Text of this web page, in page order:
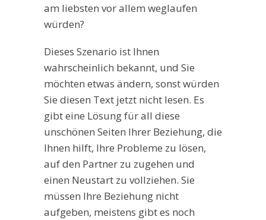
am liebsten vor allem weglaufen
würden?
Dieses Szenario ist Ihnen
wahrscheinlich bekannt, und Sie
möchten etwas ändern, sonst würden
Sie diesen Text jetzt nicht lesen. Es
gibt eine Lösung für all diese
unschönen Seiten Ihrer Beziehung, die
Ihnen hilft, Ihre Probleme zu lösen,
auf den Partner zu zugehen und
einen Neustart zu vollziehen. Sie
müssen Ihre Beziehung nicht
aufgeben, meistens gibt es noch